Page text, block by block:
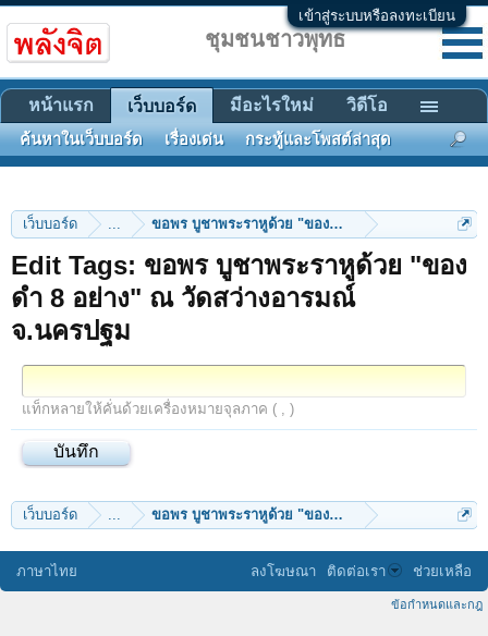
เข้าสู่ระบบหรือลงทะเบียน
เว็บบอร์ด ... ขอพร บูชาพระราหูด้วย "ของ
Edit Tags: ขอพร บูชาพระราหูด้วย "ของ
ดำ 8 อย่าง" ณ วัดสว่างอารมณ์
จ.นครปฐม
แท็กหลายให้คั่นด้วยเครื่องหมายจุลภาค ( , )
เว็บบอร์ด ... ขอพร บูชาพระราหูด้วย "ของ
ชุมชนชาวพุทธ
หน้าแรก เว็บบอร์ด
ค้นหาในเว็บบอร์ด เรื่องเด่น กระทู้และโพสต์ล่าสุด
มีอะไรใหม่ วิดีโอ
ภาษาไทย ลงโฆษณา ติดต่อเรา ช่วยเหลือ
ข้อกำหนดและกฎ